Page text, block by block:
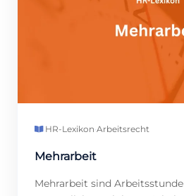
HR-Lexikon·Arbeitsrecht
Mehrarbeit
Mehrarbeit sind